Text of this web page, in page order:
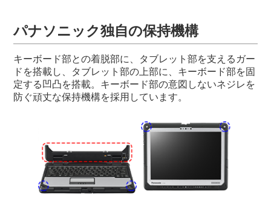
パナソニック独自の保持機構
キーボード部との着脱部に、タブレット部を支えるガー
ドを搭載し、タブレット部の上部に、キーボード部を固
定する凹凸を搭載。キーボード部の意図しないネジレを
防ぐ頑丈な保持機構を採用しています。